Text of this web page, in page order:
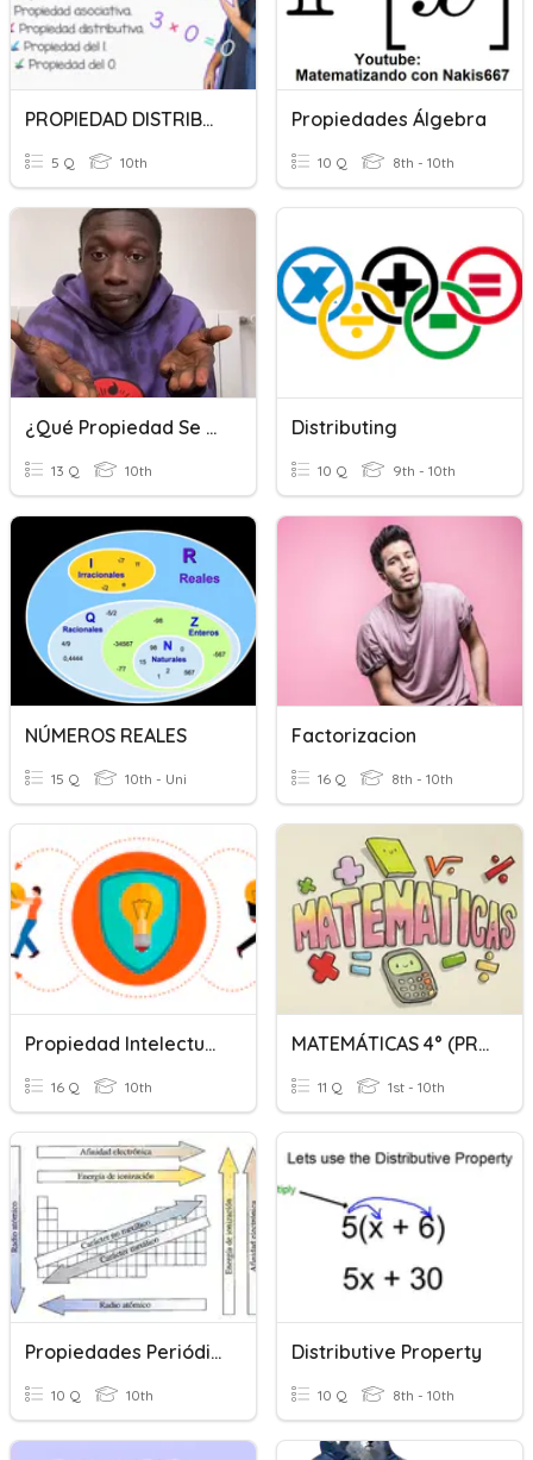
PROPIEDAD DISTRIBUTIVA Y CONMUTATIVA DE LA MULTIPLICACIÓN
5 Q 10th
Propiedades Álgebra
10 Q 8th - 10th
¿Qué Propiedad Se Aplicó?
13 Q 10th
Distributing
10 Q 9th - 10th
NÚMEROS REALES
15 Q 10th - Uni
Factorizacion
16 Q 8th - 10th
Propiedad Intelectual Y Copyright
16 Q 10th
MATEMÁTICAS 4° (PROPIEDADES)
11 Q 1st - 10th
Propiedades Periódicas
10 Q 10th
Distributive Property
10 Q 8th - 10th